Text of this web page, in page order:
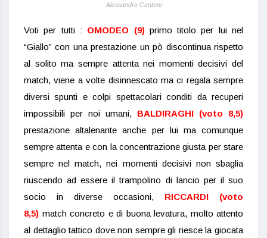
Alessandro Cantoni
Voti per tutti : OMODEO (9) primo titolo per lui nel
“Giallo” con una prestazione un pò discontinua rispetto
al solito ma sempre attenta nei momenti decisivi del
match, viene a volte disinnescato ma ci regala sempre
diversi spunti e colpi spettacolari conditi da recuperi
impossibili per noi umani, BALDIRAGHI (voto 8,5)
prestazione altalenante anche per lui ma comunque
sempre attenta e con la concentrazione giusta per stare
sempre nel match, nei momenti decisivi non sbaglia
riuscendo ad essere il trampolino di lancio per il suo
socio in diverse occasioni, RICCARDI (voto
8,5) match concreto e di buona levatura, molto attento
al dettaglio tattico dove non sempre gli riesce la giocata